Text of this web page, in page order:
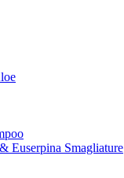
Euserpina Smagliature